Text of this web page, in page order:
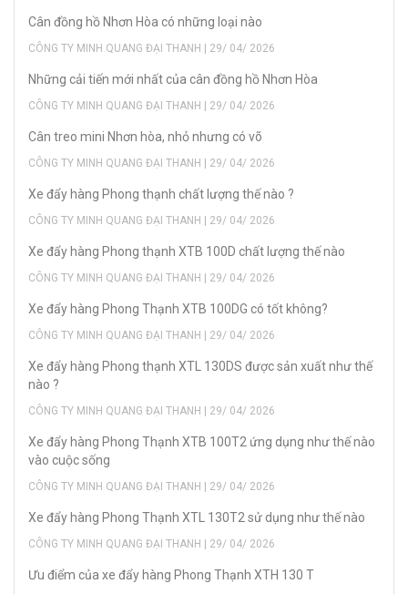
Cân đồng hồ Nhơn Hòa có những loại nào
CÔNG TY MINH QUANG ĐẠI THANH | 29/ 04/ 2026
Những cải tiến mới nhất của cân đồng hồ Nhơn Hòa
CÔNG TY MINH QUANG ĐẠI THANH | 29/ 04/ 2026
Cân treo mini Nhơn hòa, nhỏ nhưng có võ
CÔNG TY MINH QUANG ĐẠI THANH | 29/ 04/ 2026
Xe đẩy hàng Phong thạnh chất lượng thế nào ?
CÔNG TY MINH QUANG ĐẠI THANH | 29/ 04/ 2026
Xe đẩy hàng Phong thạnh XTB 100D chất lượng thế nào
CÔNG TY MINH QUANG ĐẠI THANH | 29/ 04/ 2026
Xe đẩy hàng Phong Thạnh XTB 100DG có tốt không?
CÔNG TY MINH QUANG ĐẠI THANH | 29/ 04/ 2026
Xe đẩy hàng Phong thạnh XTL 130DS được sản xuất như thế
nào ?
CÔNG TY MINH QUANG ĐẠI THANH | 29/ 04/ 2026
Xe đẩy hàng Phong Thạnh XTB 100T2 ứng dụng như thế nào
vào cuộc sống
CÔNG TY MINH QUANG ĐẠI THANH | 29/ 04/ 2026
Xe đẩy hàng Phong Thạnh XTL 130T2 sử dụng như thế nào
CÔNG TY MINH QUANG ĐẠI THANH | 29/ 04/ 2026
Ưu điểm của xe đẩy hàng Phong Thạnh XTH 130 T